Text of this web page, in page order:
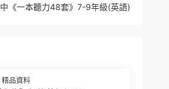
《一本聽力48套》7-9年級(英語)
精品資料